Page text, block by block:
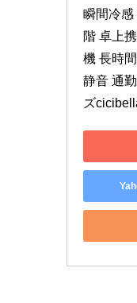
瞬間冷感
階 卓上
機 長時
静音 通
ズ